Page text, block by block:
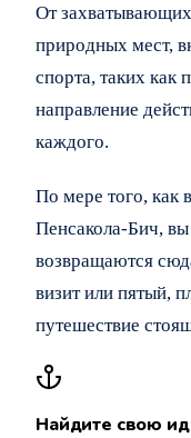
От
природных мест,
спорта, таких как
направление
каждого.
По мере того, как
Пенсакола-Бич,
возвращаются
визит или пятый,
путешествие
Найдите свою